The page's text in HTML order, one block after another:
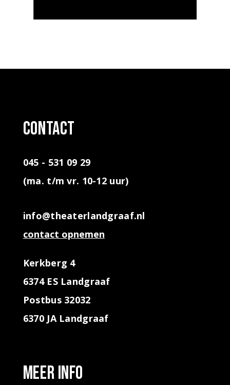
contact
045 - 531 09 29
(ma. t/m vr. 10-12 uur)
info@theaterlandgraaf.nl
contact opnemen
Kerkberg 4
6374 ES Landgraaf
Postbus 32032
6370 JA Landgraaf
Meer info